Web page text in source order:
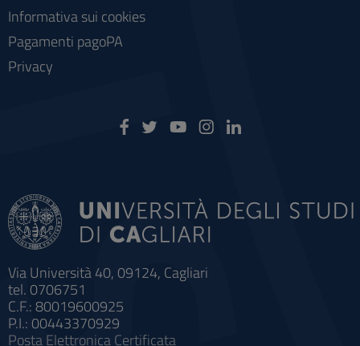
Via Università 40, 09124, Cagliari
tel. 0706751
C.F.: 80019600925
P.I.: 00443370929
Posta Elettronica Certificata
Informativa sui cookies
Pagamenti pagoPA
Privacy